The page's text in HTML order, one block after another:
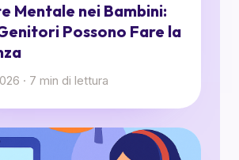
Mentale nei Bambini:
Possono Fare la
· 7 min di lettura